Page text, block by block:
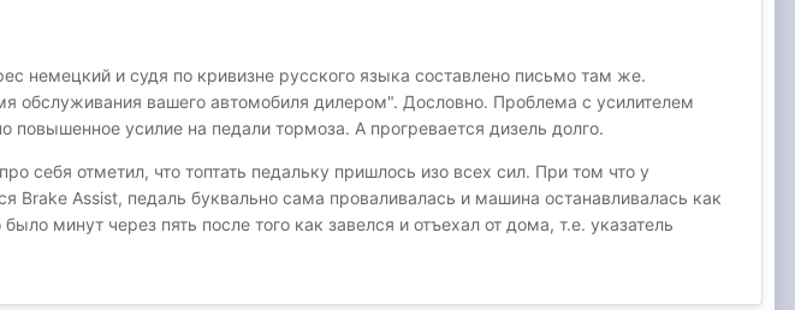
немецкий и судя по кривизне русского языка составлено письмо там же.
обслуживания вашего автомобиля дилером". Дословно. Проблема с усилителем
усилие на педали тормоза. А прогревается дизель долго.
себя отметил, что топтать педальку пришлось изо всех сил. При том что у
Assist, педаль буквально сама проваливалась и машина останавливалась как
минут через пять после того как завелся и отъехал от дома, т.е. указатель